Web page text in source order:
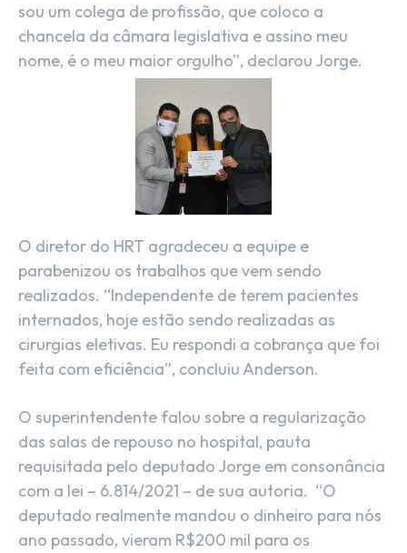
sou um colega de profissão, que coloco a
chancela da câmara legislativa e assino meu
nome, é o meu maior orgulho”, declarou Jorge.
O diretor do HRT agradeceu a equipe e
parabenizou os trabalhos que vem sendo
realizados. “Independente de terem pacientes
internados, hoje estão sendo realizadas as
cirurgias eletivas. Eu respondi a cobrança que foi
feita com eficiência”, concluiu Anderson.
O superintendente falou sobre a regularização
das salas de repouso no hospital, pauta
requisitada pelo deputado Jorge em consonância
com a lei – 6.814/2021 – de sua autoria. “O
deputado realmente mandou o dinheiro para nós
ano passado, vieram R$200 mil para os